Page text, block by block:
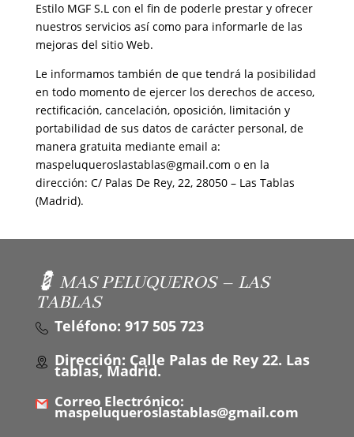
Estilo MGF S.L con el fin de poderle prestar y ofrecer
nuestros servicios así como para informarle de las
mejoras del sitio Web.
Le informamos también de que tendrá la posibilidad
en todo momento de ejercer los derechos de acceso,
rectificación, cancelación, oposición, limitación y
portabilidad de sus datos de carácter personal, de
manera gratuita mediante email a:
maspeluqueroslastablas@gmail.com o en la
dirección: C/ Palas De Rey, 22, 28050 – Las Tablas
(Madrid).
💈 MAS PELUQUEROS – LAS
TABLAS
Teléfono: 917 505 723
Dirección: Calle Palas de Rey 22. Las
tablas, Madrid.
Correo Electrónico:
maspeluqueroslastablas@gmail.com